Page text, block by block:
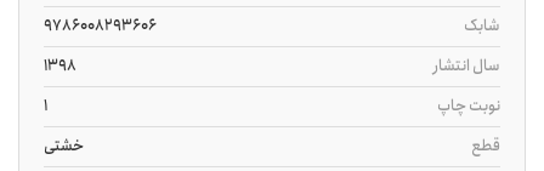
شابک
9786008293606
سال انتشار
1398
نوبت چاپ
1
قطع
خشتی